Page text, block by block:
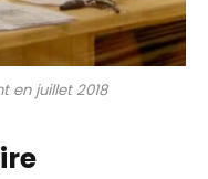
en juillet 2018